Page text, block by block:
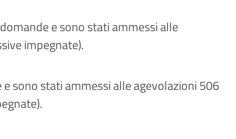
e sono stati ammessi alle
impegnate).
sono stati ammessi alle agevolazioni 506